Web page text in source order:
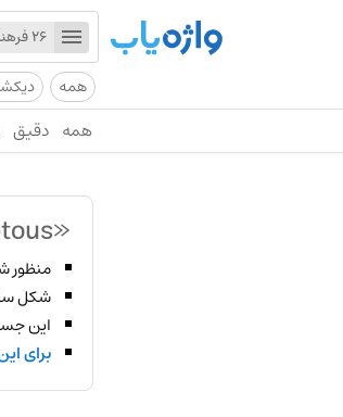
26 فرهنگ
همه
همه دقیق
«heredipetous»
منظور
شکل
این
برای